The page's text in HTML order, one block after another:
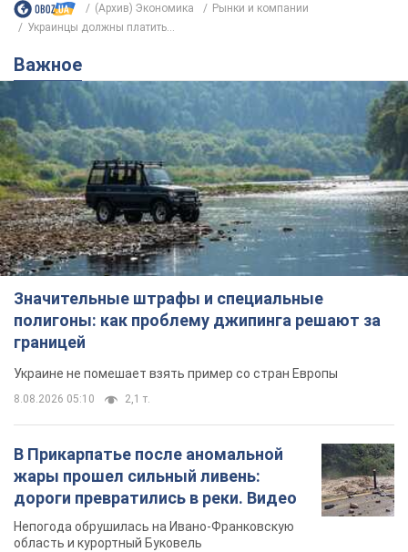
(Архив) Экономика
Рынки и компании
Украинцы должны платить...
Важное
Значительные штрафы и специальные
полигоны: как проблему джипинга решают за
границей
Украине не помешает взять пример со стран Европы
8.08.2026 05:10 2,1 т.
В Прикарпатье после аномальной
жары прошел сильный ливень:
дороги превратились в реки. Видео
Непогода обрушилась на Ивано-Франковскую
область и курортный Буковель